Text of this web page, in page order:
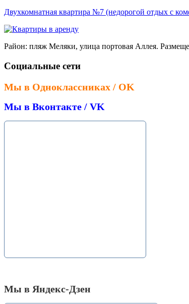
Двухкомнатная квартира №7 (недорогой отдых с
Район: пляж Меляки, улица портовая Аллея.
Социальные сети
Мы в Одноклассниках / OK
Мы в Вконтакте / VK
Мы в Яндекс-Дзен